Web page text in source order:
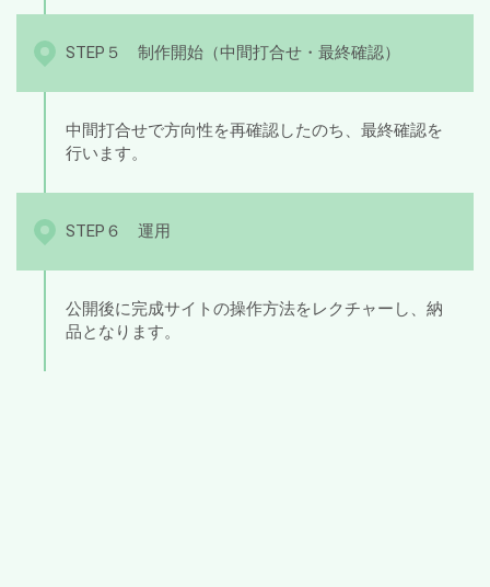
STEP５ 制作開始（中間打合せ・最終確認）
中間打合せで方向性を再確認したのち、最終確認を
行います。
STEP６ 運用
公開後に完成サイトの操作方法をレクチャーし、納
品となります。